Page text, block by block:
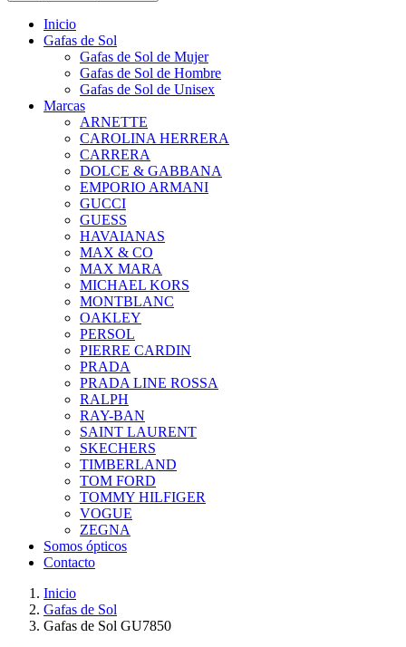
Inicio
Gafas de Sol
Gafas de Sol de Mujer
Gafas de Sol de Hombre
Gafas de Sol de Unisex
Marcas
ARNETTE
CAROLINA HERRERA
CARRERA
DOLCE & GABBANA
EMPORIO ARMANI
GUCCI
GUESS
HAVAIANAS
MAX & CO
MAX MARA
MICHAEL KORS
MONTBLANC
OAKLEY
PERSOL
PIERRE CARDIN
PRADA
PRADA LINE ROSSA
RALPH
RAY-BAN
SAINT LAURENT
SKECHERS
TIMBERLAND
TOM FORD
TOMMY HILFIGER
VOGUE
ZEGNA
Somos ópticos
Contacto
Inicio
Gafas de Sol
Gafas de Sol GU7850